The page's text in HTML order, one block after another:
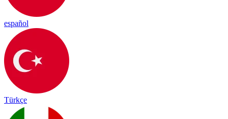
español
Türkçe